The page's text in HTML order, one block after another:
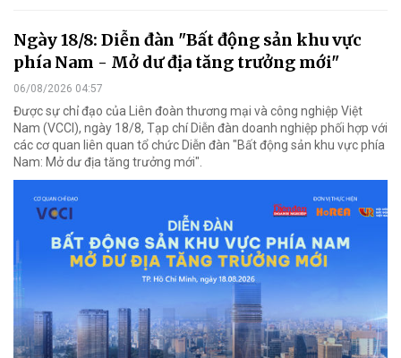
Ngày 18/8: Diễn đàn "Bất động sản khu vực
phía Nam - Mở dư địa tăng trưởng mới"
06/08/2026 04:57
Được sự chỉ đạo của Liên đoàn thương mại và công nghiệp Việt
Nam (VCCI), ngày 18/8, Tạp chí Diễn đàn doanh nghiệp phối hợp với
các cơ quan liên quan tổ chức Diễn đàn "Bất động sản khu vực phía
Nam: Mở dư địa tăng trưởng mới".